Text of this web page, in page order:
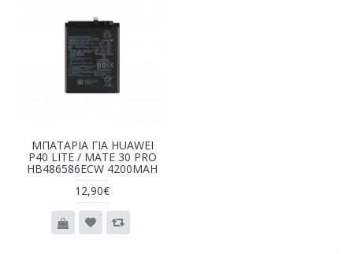
ΜΠΑΤΑΡΙΑ ΓΙΑ HUAWEI
P40 LITE / MATE 30 PRO
HB486586ECW 4200MAH
12,90€